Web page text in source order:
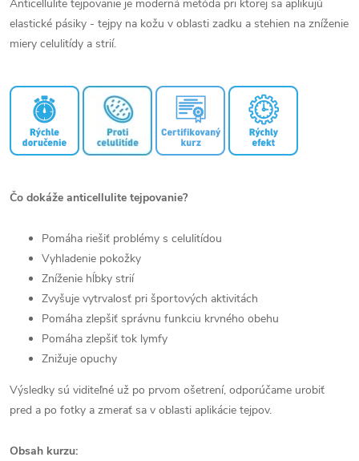
Anticellulite tejpovanie je moderná metóda pri ktorej sa aplikujú
elastické pásiky - tejpy na kožu v oblasti zadku a stehien na zníženie
miery celulitídy a strií.
Čo dokáže anticellulite tejpovanie?
Pomáha riešiť problémy s celulitídou
Vyhladenie pokožky
Zníženie hĺbky strií
Zvyšuje vytrvalosť pri športových aktivitách
Pomáha zlepšiť správnu funkciu krvného obehu
Pomáha zlepšiť tok lymfy
Znižuje opuchy
Výsledky sú viditeľné už po prvom ošetrení, odporúčame urobiť
pred a po fotky a zmerať sa v oblasti aplikácie tejpov.
Obsah kurzu: